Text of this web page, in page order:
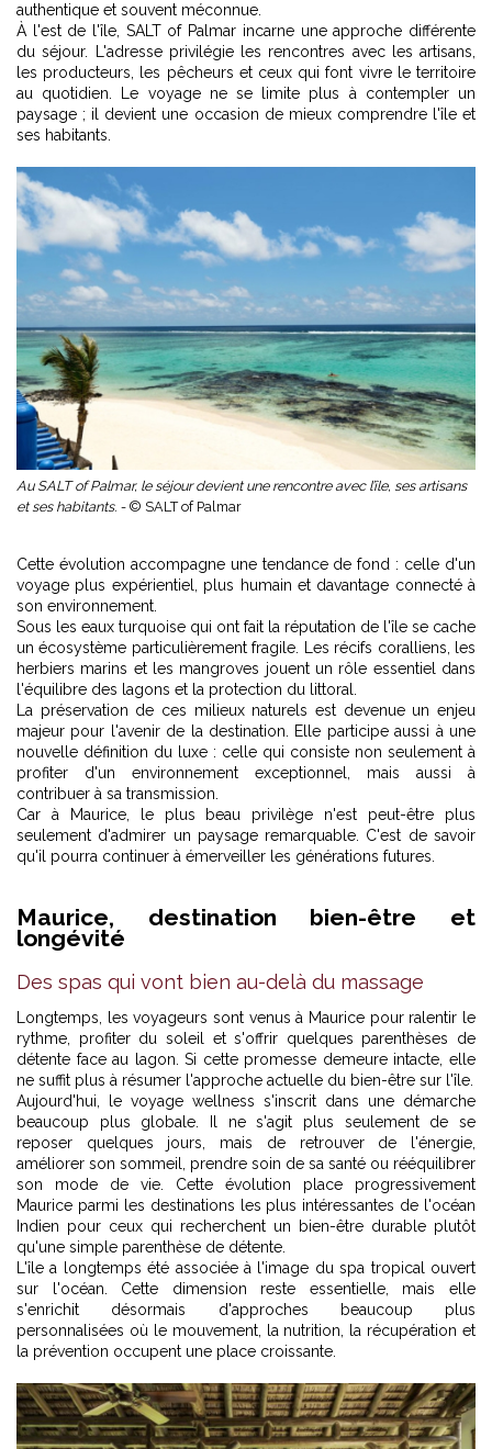
authentique et souvent méconnue.
À l'est de l'île, SALT of Palmar incarne une approche différente
du séjour. L'adresse privilégie les rencontres avec les artisans,
les producteurs, les pêcheurs et ceux qui font vivre le territoire
au quotidien. Le voyage ne se limite plus à contempler un
paysage ; il devient une occasion de mieux comprendre l'île et
ses habitants.
Au SALT of Palmar, le séjour devient une rencontre avec l’île, ses artisans
et ses habitants. - © SALT of Palmar
Cette évolution accompagne une tendance de fond : celle d'un
voyage plus expérientiel, plus humain et davantage connecté à
son environnement.
Sous les eaux turquoise qui ont fait la réputation de l'île se cache
un écosystème particulièrement fragile. Les récifs coralliens, les
herbiers marins et les mangroves jouent un rôle essentiel dans
l'équilibre des lagons et la protection du littoral.
La préservation de ces milieux naturels est devenue un enjeu
majeur pour l'avenir de la destination. Elle participe aussi à une
nouvelle définition du luxe : celle qui consiste non seulement à
profiter d'un environnement exceptionnel, mais aussi à
contribuer à sa transmission.
Car à Maurice, le plus beau privilège n'est peut-être plus
seulement d'admirer un paysage remarquable. C'est de savoir
qu'il pourra continuer à émerveiller les générations futures.
Maurice, destination bien-être et
longévité
Des spas qui vont bien au-delà du massage
Longtemps, les voyageurs sont venus à Maurice pour ralentir le
rythme, profiter du soleil et s'offrir quelques parenthèses de
détente face au lagon. Si cette promesse demeure intacte, elle
ne suffit plus à résumer l'approche actuelle du bien-être sur l'île.
Aujourd'hui, le voyage wellness s'inscrit dans une démarche
beaucoup plus globale. Il ne s'agit plus seulement de se
reposer quelques jours, mais de retrouver de l'énergie,
améliorer son sommeil, prendre soin de sa santé ou rééquilibrer
son mode de vie. Cette évolution place progressivement
Maurice parmi les destinations les plus intéressantes de l'océan
Indien pour ceux qui recherchent un bien-être durable plutôt
qu'une simple parenthèse de détente.
L'île a longtemps été associée à l'image du spa tropical ouvert
sur l'océan. Cette dimension reste essentielle, mais elle
s'enrichit désormais d'approches beaucoup plus
personnalisées où le mouvement, la nutrition, la récupération et
la prévention occupent une place croissante.